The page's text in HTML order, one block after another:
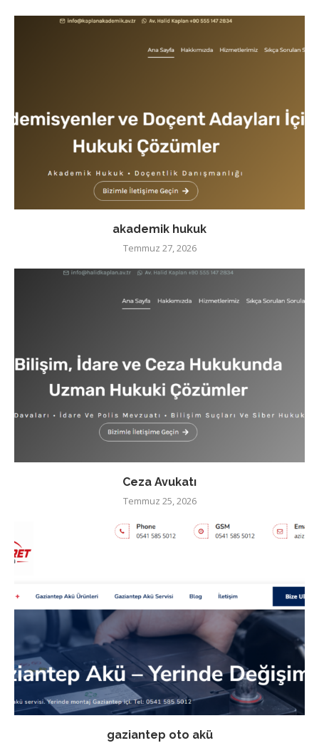
akademik hukuk
Temmuz 27, 2026
Ceza Avukatı
Temmuz 25, 2026
gaziantep oto akü